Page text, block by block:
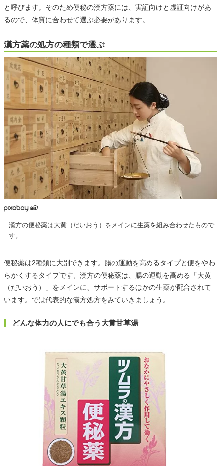
と呼びます。そのため便秘の漢方薬には、実証向けと虚証向けがあ
るので、体質に合わせて選ぶ必要があります。
漢方薬の処方の種類で選ぶ
漢方の便秘薬は大黄（だいおう）をメインに生薬を組み合わせたもので
す。
便秘薬は2種類に大別できます。腸の運動を高めるタイプと便をやわ
らかくするタイプです。漢方の便秘薬は、腸の運動を高める「大黄
（だいおう）」をメインに、サポートするほかの生薬が配合されて
います。では代表的な漢方処方をみていきましょう。
どんな体力の人にでも合う大黄甘草湯